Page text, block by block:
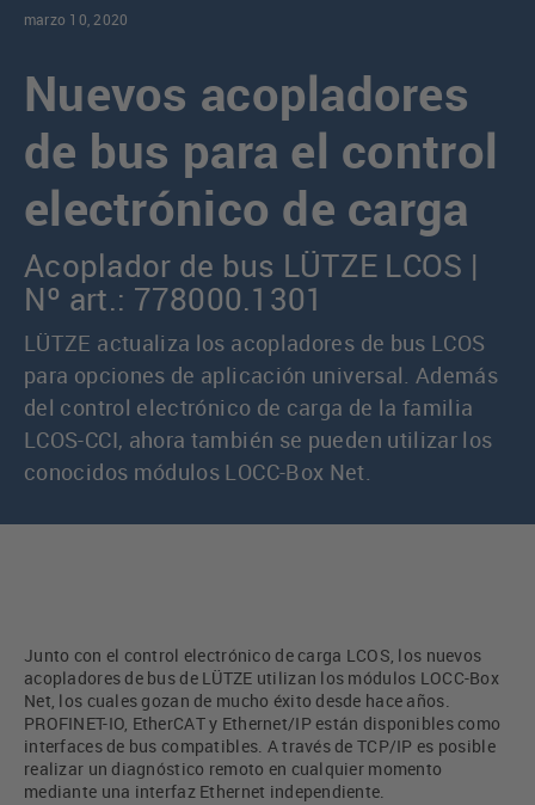
marzo 10, 2020
Nuevos acopladores
de bus para el control
electrónico de carga
Acoplador de bus LÜTZE LCOS |
Nº art.: 778000.1301
LÜTZE actualiza los acopladores de bus LCOS
para opciones de aplicación universal. Además
del control electrónico de carga de la familia
LCOS-CCI, ahora también se pueden utilizar los
conocidos módulos LOCC-Box Net.
Junto con el control electrónico de carga LCOS, los nuevos
acopladores de bus de LÜTZE utilizan los módulos LOCC-Box
Net, los cuales gozan de mucho éxito desde hace años.
PROFINET-IO, EtherCAT y Ethernet/IP están disponibles como
interfaces de bus compatibles. A través de TCP/IP es posible
realizar un diagnóstico remoto en cualquier momento
mediante una interfaz Ethernet independiente.